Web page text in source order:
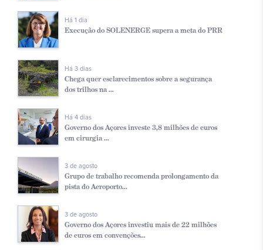
Há 1 dia
Execução do SOLENERGE supera a meta do PRR
Há 3 dias
Chega quer esclarecimentos sobre a segurança
dos trilhos na ...
Há 4 dias
Governo dos Açores investe 3,8 milhões de euros
em cirurgia ...
3 de agosto
Grupo de trabalho recomenda prolongamento da
pista do Aeroporto...
3 de agosto
Governo dos Açores investiu mais de 22 milhões
de euros em convenções...